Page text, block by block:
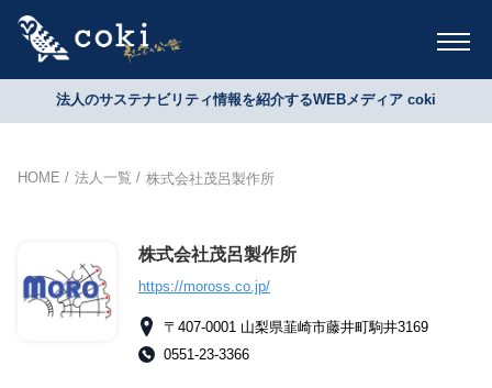
法人のサステナビリティ情報を紹介するWEBメディア coki
HOME 法人一覧 株式会社茂呂製作所
株式会社茂呂製作所
https://moross.co.jp/
〒407-0001 山梨県韮崎市藤井町駒井3169
0551-23-3366